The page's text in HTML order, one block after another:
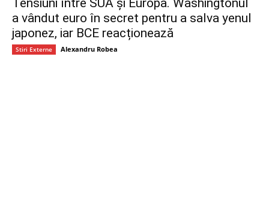
Tensiuni între SUA și Europa. Washingtonul
a vândut euro în secret pentru a salva yenul
japonez, iar BCE reacționează
Stiri Externe Alexandru Robea